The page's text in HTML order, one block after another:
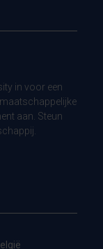
in voor een
aan. Steun